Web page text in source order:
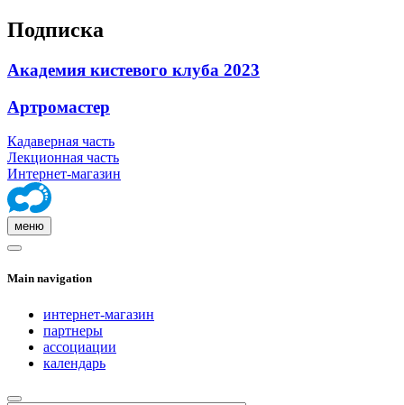
Подписка
Академия кистевого клуба 2023
Артромастер
Кадаверная часть
Лекционная часть
Интернет-магазин
меню
Main navigation
интернет-магазин
партнеры
ассоциации
календарь